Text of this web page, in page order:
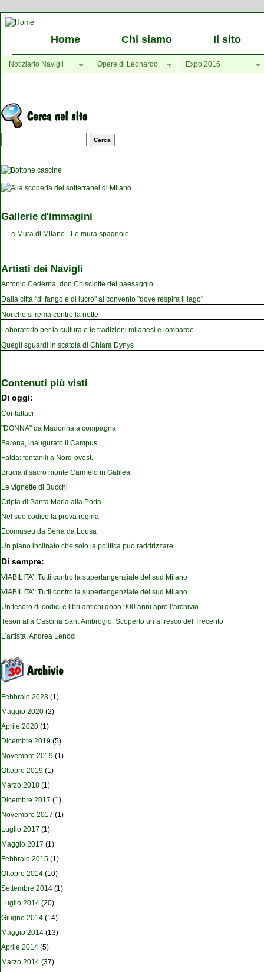
Home Chi siamo Il sito
Notiziario Navigli Opere di Leonardo Expo 2015
Maschera di ricerca
Gallerie d'immagini
Le Mura di Milano - Le mura spagnole
Artisti dei Navigli
Antonio Cederna, don Chisciotte del paesaggio
Dalla città "di fango e di lucro" al convento "dove respira il lago"
Noi che si rema contro la notte
Laboratorio per la cultura e le tradizioni milanesi e lombarde
Quegli sguardi in scatola di Chiara Dynys
Contenuti più visti
Di oggi:
Contattaci
"DONNA" da Madonna a compagna
Barona, inaugurato il Campus
Falda: fontanili a Nord-ovest.
Brucia il sacro monte Carmelo in Galilea
Le vignette di Bucchi
Cripta di Santa Maria alla Porta
Nel suo codice la prova regina
Ecomuseu da Serra da Lousa
Un piano inclinato che solo la politica può raddrizzare
Di sempre:
VIABILITA’: Tutti contro la supertangenziale del sud Milano
VIABILITA’: Tutti contro la supertangenziale del sud Milano
Un tesoro di codici e libri antichi dopo 900 anni apre l’archivio
Tesori alla Cascina Sant’Ambrogio. Scoperto un affresco del Trecento
L'artista: Andrea Lenoci
Febbraio 2023 (1)
Maggio 2020 (2)
Aprile 2020 (1)
Dicembre 2019 (5)
Novembre 2019 (1)
Ottobre 2019 (1)
Marzo 2018 (1)
Dicembre 2017 (1)
Novembre 2017 (1)
Luglio 2017 (1)
Maggio 2017 (1)
Febbraio 2015 (1)
Ottobre 2014 (10)
Settembre 2014 (1)
Luglio 2014 (20)
Giugno 2014 (14)
Maggio 2014 (13)
Aprile 2014 (5)
Marzo 2014 (37)